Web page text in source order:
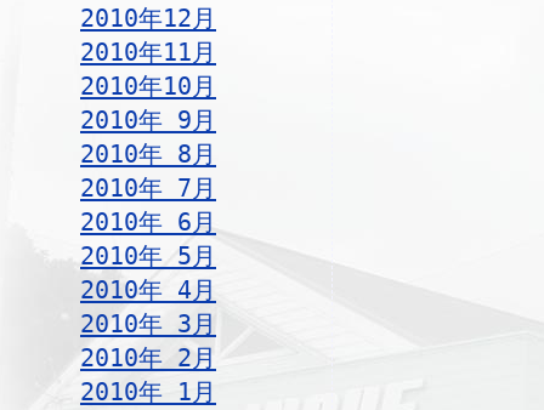
2010年12月
2010年11月
2010年10月
2010年 9月
2010年 8月
2010年 7月
2010年 6月
2010年 5月
2010年 4月
2010年 3月
2010年 2月
2010年 1月